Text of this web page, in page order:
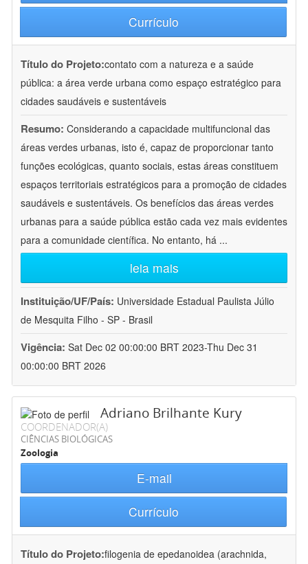
Currículo
Título do Projeto:contato com a natureza e a saúde
pública: a área verde urbana como espaço estratégico para
cidades saudáveis e sustentáveis
Resumo: Considerando a capacidade multifuncional das
áreas verdes urbanas, isto é, capaz de proporcionar tanto
funções ecológicas, quanto sociais, estas áreas constituem
espaços territoriais estratégicos para a promoção de cidades
saudáveis e sustentáveis. Os benefícios das áreas verdes
urbanas para a saúde pública estão cada vez mais evidentes
para a comunidade científica. No entanto, há ...
leia mais
Instituição/UF/País: Universidade Estadual Paulista Júlio
de Mesquita Filho - SP - Brasil
Vigência: Sat Dec 02 00:00:00 BRT 2023-Thu Dec 31
00:00:00 BRT 2026
Adriano Brilhante Kury
COORDENADOR(A)
CIÊNCIAS BIOLÓGICAS
Zoologia
E-mail
Currículo
Título do Projeto:filogenia de epedanoidea (arachnida,